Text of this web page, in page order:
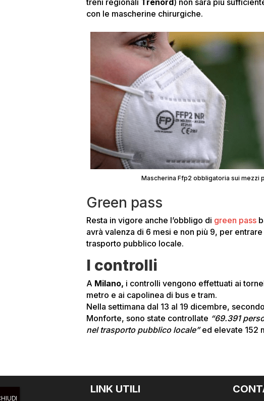
treni regionali Trenord) non sarà più
con le mascherine chirurgiche.
Mascherina Ffp2 obbligatoria sui mezzi
Green pass
Resta in vigore anche l’obbligo di green pass
avrà valenza di 6 mesi e non più 9, per
trasporto pubblico locale.
I controlli
A Milano, i controlli vengono effettuati ai
metro e ai capolinea di bus e tram.
Nella settimana dal 13 al 19 dicembre,
Monforte, sono state controllate “69.391
nel trasporto pubblico locale”ed elevate 152
LINK UTILI